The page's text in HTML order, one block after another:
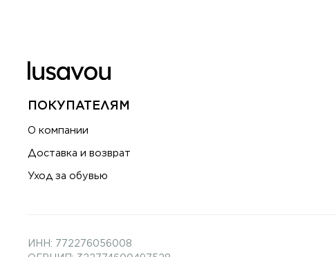
ПОКУПАТЕЛЯМ
О компании
Доставка и возврат
Уход за обувью
ИНН: 772276056008